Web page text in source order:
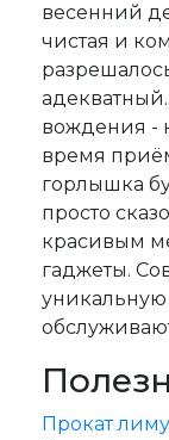
весенний
чистая и
вождения -
время
горлышка
просто
красивым
гаджеты.
уникальную
Прокат